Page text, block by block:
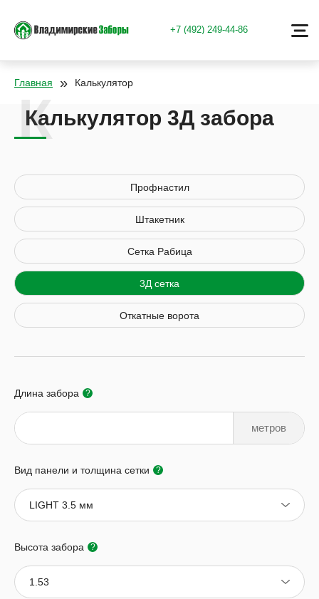
+7 (492) 249-44-86
Главная » Калькулятор
Калькулятор 3Д забора
Профнастил
Штакетник
Сетка Рабица
3Д сетка
Откатные ворота
Длина забора ?
метров
Вид панели и толщина сетки ?
LIGHT 3.5 мм
Высота забора ?
1.53